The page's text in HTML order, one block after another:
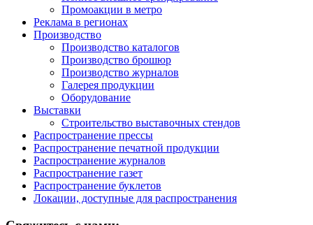
Промоакции в метро
Реклама в регионах
Производство
Производство каталогов
Производство брошюр
Производство журналов
Галерея продукции
Оборудование
Выставки
Строительство выставочных стендов
Распространение прессы
Распространение печатной продукции
Распространение журналов
Распространение газет
Распространение буклетов
Локации, доступные для распространения